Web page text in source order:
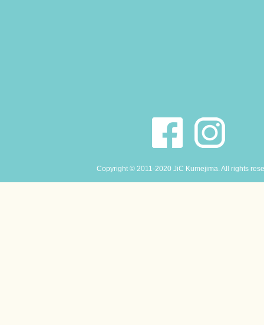
Copyright © 2011-2020 JiC Kumejima. All rights